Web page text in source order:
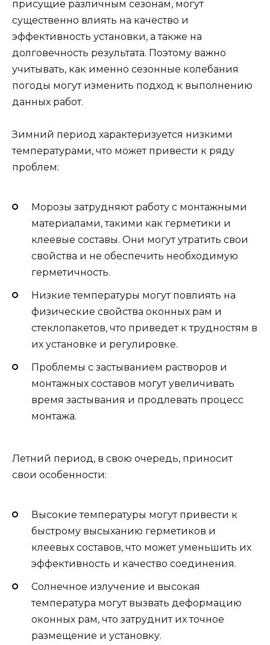
присущие различным сезонам, могут
существенно влиять на качество и
эффективность установки, а также на
долговечность результата. Поэтому важно
учитывать, как именно сезонные колебания
погоды могут изменить подход к выполнению
данных работ.
Зимний период характеризуется низкими
температурами, что может привести к ряду
проблем:
Морозы затрудняют работу с монтажными
материалами, такими как герметики и
клеевые составы. Они могут утратить свои
свойства и не обеспечить необходимую
герметичность.
Низкие температуры могут повлиять на
физические свойства оконных рам и
стеклопакетов, что приведет к трудностям в
их установке и регулировке.
Проблемы с застыванием растворов и
монтажных составов могут увеличивать
время застывания и продлевать процесс
монтажа.
Летний период, в свою очередь, приносит
свои особенности:
Высокие температуры могут привести к
быстрому высыханию герметиков и
клеевых составов, что может уменьшить их
эффективность и качество соединения.
Солнечное излучение и высокая
температура могут вызвать деформацию
оконных рам, что затруднит их точное
размещение и установку.